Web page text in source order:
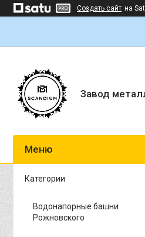
Создать сайт на
Завод
Категории
Водонапорные башни
Рожновского